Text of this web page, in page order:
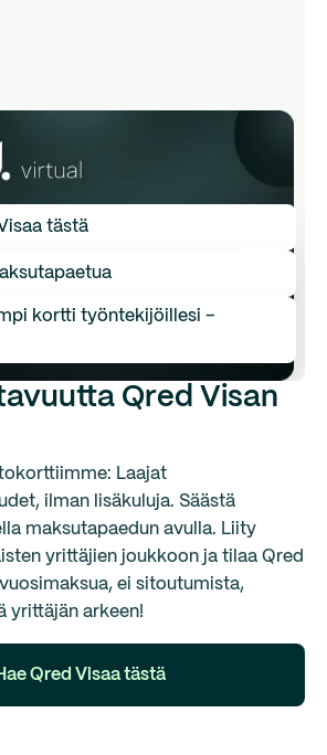
tästä
kortti työntekijöillesi –
Qred Visan
Laajat
ilman lisäkuluja. Säästä
maksutapaedun avulla. Liity
yrittäjien joukkoon ja tilaa Qred
ei sitoutumista,
yrittäjän arkeen!
Qred Visaa tästä